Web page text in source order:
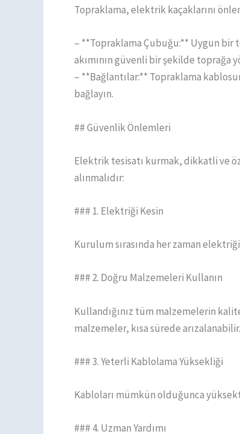
Topraklama, elektrik kaçaklarını
– **Topraklama Çubuğu:** Uygun
akımının güvenli bir şekilde toprağa
– **Bağlantılar:** Topraklama
bağlayın.
## Güvenlik Önlemleri
Elektrik tesisatı kurmak, dikkatli ve
alınmalıdır:
### 1. Elektriği Kesin
Kurulum sırasında her zaman
### 2. Doğru Malzemeleri Kullanın
Kullandığınız tüm malzemelerin
malzemeler, kısa sürede arızalanabilir.
### 3. Yeterli Kablolama Yüksekliği
Kabloları mümkün olduğunca
### 4. Uzman Yardımı